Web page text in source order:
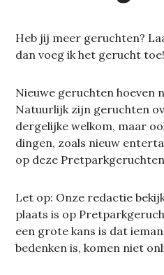
Heb jij meer geruchten?
dan voeg ik het gerucht
Nieuwe geruchten hoeven
Natuurlijk zijn geruchten
dergelijke welkom, maar
dingen, zoals nieuw
op deze
Let op: Onze redactie
plaats is op
een grote kans is dat
bedenken is, komen niet